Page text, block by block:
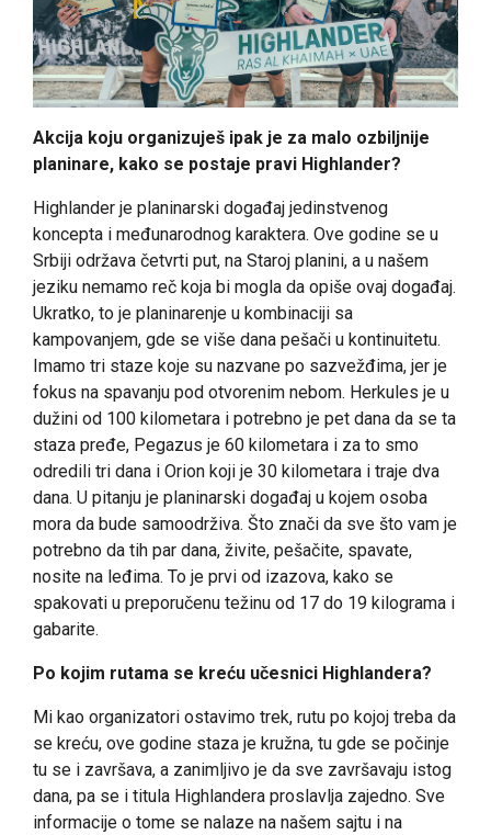
Akcija koju organizuješ ipak je za malo ozbiljnije
planinare, kako se postaje pravi Highlander?
Highlander je planinarski događaj jedinstvenog
koncepta i međunarodnog karaktera. Ove godine se u
Srbiji održava četvrti put, na Staroj planini, a u našem
jeziku nemamo reč koja bi mogla da opiše ovaj događaj.
Ukratko, to je planinarenje u kombinaciji sa
kampovanjem, gde se više dana pešači u kontinuitetu.
Imamo tri staze koje su nazvane po sazvežđima, jer je
fokus na spavanju pod otvorenim nebom. Herkules je u
dužini od 100 kilometara i potrebno je pet dana da se ta
staza pređe, Pegazus je 60 kilometara i za to smo
odredili tri dana i Orion koji je 30 kilometara i traje dva
dana. U pitanju je planinarski događaj u kojem osoba
mora da bude samoodrživa. Što znači da sve što vam je
potrebno da tih par dana, živite, pešačite, spavate,
nosite na leđima. To je prvi od izazova, kako se
spakovati u preporučenu težinu od 17 do 19 kilograma i
gabarite.
Po kojim rutama se kreću učesnici Highlandera?
Mi kao organizatori ostavimo trek, rutu po kojoj treba da
se kreću, ove godine staza je kružna, tu gde se počinje
tu se i završava, a zanimljivo je da sve završavaju istog
dana, pa se i titula Highlandera proslavlja zajedno. Sve
informacije o tome se nalaze na našem sajtu i na